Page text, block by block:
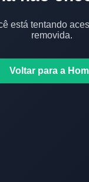
está tentando
removida.
Voltar para a